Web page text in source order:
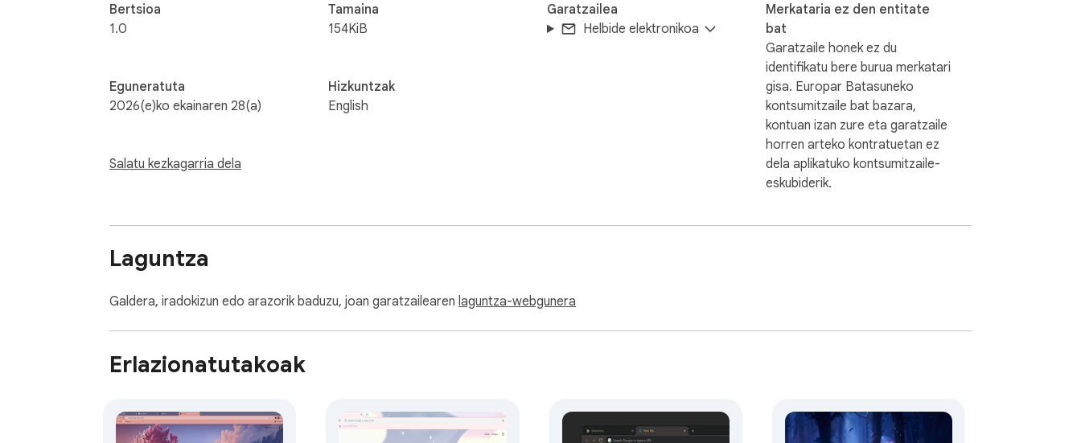
Bertsioa
1.0
Eguneratuta
2026(e)ko ekainaren 28(a)
Salatu kezkagarria dela
Tamaina
154KiB
Hizkuntzak
English
Garatzailea
Helbide elektronikoa
Merkataria ez den entitate
bat
Garatzaile honek ez du
identifikatu bere burua merkatari
gisa. Europar Batasuneko
kontsumitzaile bat bazara,
kontuan izan zure eta garatzaile
horren arteko kontratuetan ez
dela aplikatuko kontsumitzaile-
eskubiderik.
Laguntza
Galdera, iradokizun edo arazorik baduzu, joan garatzailearen laguntza-webgunera
Erlazionatutakoak